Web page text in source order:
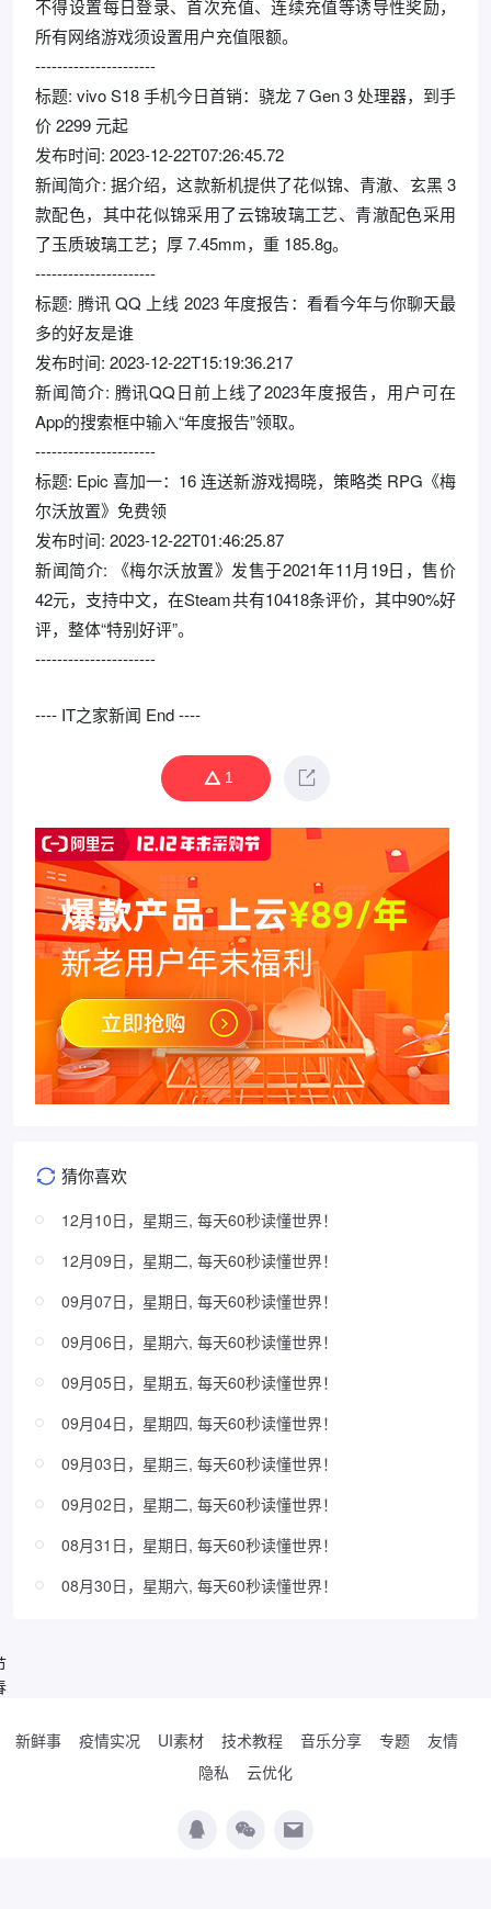
不得设置每日登录、首次充值、连续充值等诱导性奖励，
所有网络游戏须设置用户充值限额。
----------------------
标题: vivo S18 手机今日首销：骁龙 7 Gen 3 处理器，到手
价 2299 元起
发布时间: 2023-12-22T07:26:45.72
新闻简介: 据介绍，这款新机提供了花似锦、青澈、玄黑 3
款配色，其中花似锦采用了云锦玻璃工艺、青澈配色采用
了玉质玻璃工艺；厚 7.45mm，重 185.8g。
----------------------
标题: 腾讯 QQ 上线 2023 年度报告：看看今年与你聊天最
多的好友是谁
发布时间: 2023-12-22T15:19:36.217
新闻简介: 腾讯QQ日前上线了2023年度报告，用户可在
App的搜索框中输入“年度报告”领取。
----------------------
标题: Epic 喜加一：16 连送新游戏揭晓，策略类 RPG《梅
尔沃放置》免费领
发布时间: 2023-12-22T01:46:25.87
新闻简介: 《梅尔沃放置》发售于2021年11月19日，售价
42元，支持中文，在Steam共有10418条评价，其中90%好
评，整体“特别好评”。
----------------------
---- IT之家新闻 End ----
1
猜你喜欢
12月10日，星期三, 每天60秒读懂世界！
12月09日，星期二, 每天60秒读懂世界！
09月07日，星期日, 每天60秒读懂世界！
09月06日，星期六, 每天60秒读懂世界！
09月05日，星期五, 每天60秒读懂世界！
09月04日，星期四, 每天60秒读懂世界！
09月03日，星期三, 每天60秒读懂世界！
09月02日，星期二, 每天60秒读懂世界！
08月31日，星期日, 每天60秒读懂世界！
08月30日，星期六, 每天60秒读懂世界！
新鲜事 疫情实况 UI素材 技术教程 音乐分享 专题
友情
隐私
云优化